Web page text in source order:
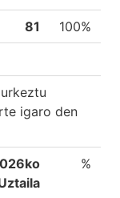
81 100%
igaro den
%